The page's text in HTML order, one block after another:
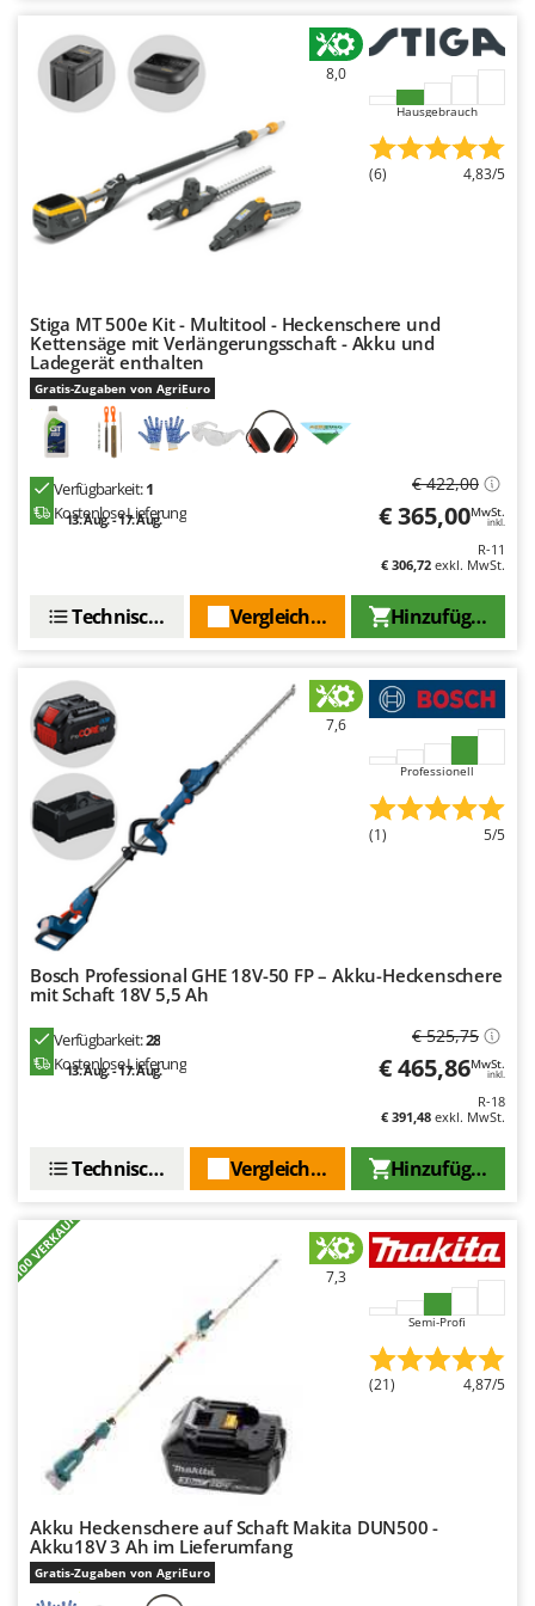
MAMMAMIA
Marcato
Mastercook
McCulloch
Mille
Minox
Mockmill
More than chef
MOSA
MOVA
Nilfisk
Ninja
Novatec
Novital
NuAir
NuovaFac
O
Officine Savioli
Oliviero
OMA
Omas
Ooni
Oriental Koshin
Outdoorchef
P
Paterlini
Philips
Pramac
R
R.G.V.
8,0
Hausgebrauch
(6) 4,83/5
Stiga MT 500e Kit - Multitool - Heckenschere und
Kettensäge mit Verlängerungsschaft - Akku und
Ladegerät enthalten
Gratis-Zugaben von AgriEuro
Verfügbarkeit:1
Kostenlose Lieferung
13. Aug. - 17. Aug.
€ 422,00
€ 365,00MwSt.
inkl.
R-11
€ 306,72 exkl. MwSt.
Hinzufügen
Vergleichen Sie
Technische Daten
7,6
Professionell
(1) 5/5
Bosch Professional GHE 18V-50 FP – Akku-Heckenschere
mit Schaft 18V 5,5 Ah
Verfügbarkeit:28
Kostenlose Lieferung
13. Aug. - 17. Aug.
€ 525,75
€ 465,86MwSt.
inkl.
R-18
€ 391,48 exkl. MwSt.
Hinzufügen
Vergleichen Sie
Technische Daten
+100 VERKAUFT 7,3
Semi-Profi
(21) 4,87/5
Akku Heckenschere auf Schaft Makita DUN500 -
Akku18V 3 Ah im Lieferumfang
Gratis-Zugaben von AgriEuro